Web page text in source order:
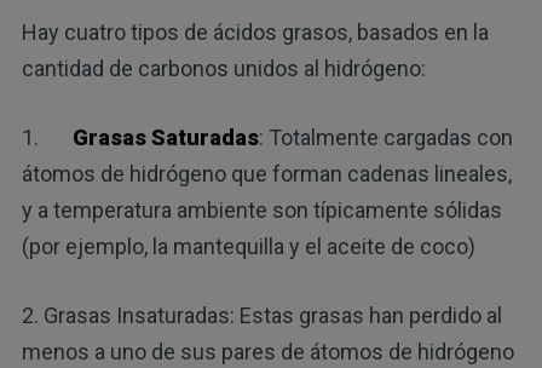
Hay cuatro tipos de ácidos grasos, basados en la
cantidad de carbonos unidos al hidrógeno:
1. Grasas Saturadas: Totalmente cargadas con
átomos de hidrógeno que forman cadenas lineales,
y a temperatura ambiente son típicamente sólidas
(por ejemplo, la mantequilla y el aceite de coco)
2. Grasas Insaturadas: Estas grasas han perdido al
menos a uno de sus pares de átomos de hidrógeno